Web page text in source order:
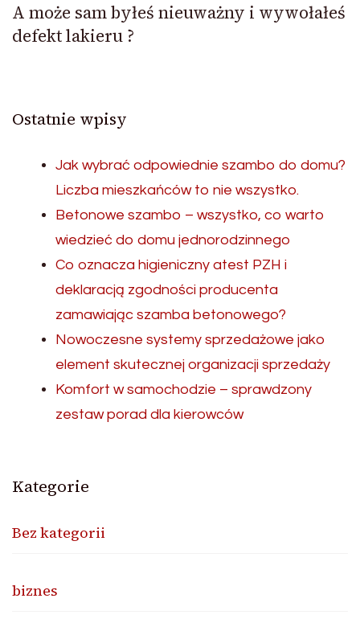
A może sam byłeś nieuważny i wywołałeś
defekt lakieru ?
Ostatnie wpisy
Jak wybrać odpowiednie szambo do domu?
Liczba mieszkańców to nie wszystko.
Betonowe szambo – wszystko, co warto
wiedzieć do domu jednorodzinnego
Co oznacza higieniczny atest PZH i
deklaracją zgodności producenta
zamawiając szamba betonowego?
Nowoczesne systemy sprzedażowe jako
element skutecznej organizacji sprzedaży
Komfort w samochodzie – sprawdzony
zestaw porad dla kierowców
Kategorie
Bez kategorii
biznes